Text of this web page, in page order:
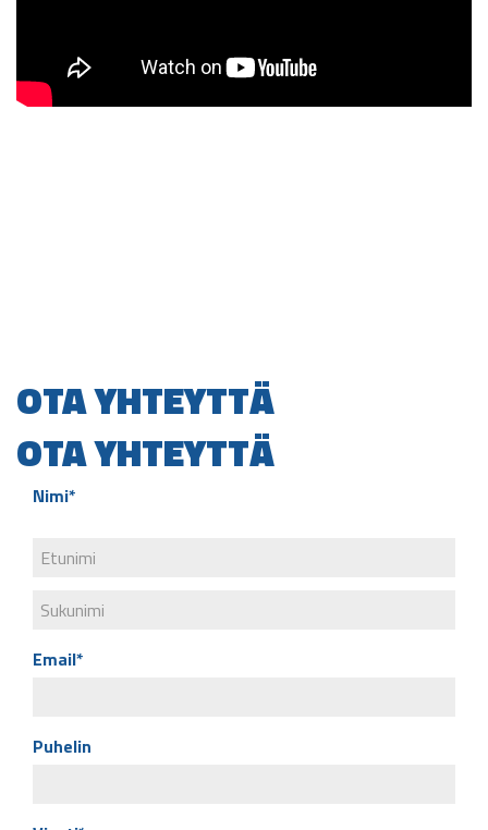
OTA YHTEYTTÄ
OTA YHTEYTTÄ
Nimi*
Email*
Puhelin